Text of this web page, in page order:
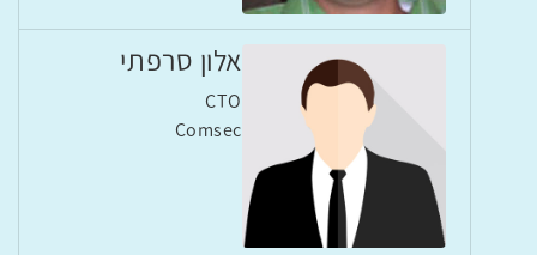
אלון סרפתי
CTO
Comsec